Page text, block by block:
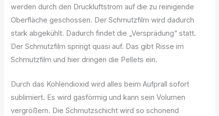
werden durch den Druckluftstrom auf die zu reinigende
Oberfläche geschossen. Der Schmutzfilm wird dadurch
stark abgekühlt. Dadurch findet die „Versprädung“ statt.
Der Schmutzfilm springt quasi auf. Das gibt Risse im
Schmutzfilm und hier dringen die Pellets ein.
Durch das Kohlendioxid wird alles beim Aufprall sofort
sublimiert. Es wird gasförmig und kann sein Volumen
vergrößern. Die Schmutzschicht wird so schonend